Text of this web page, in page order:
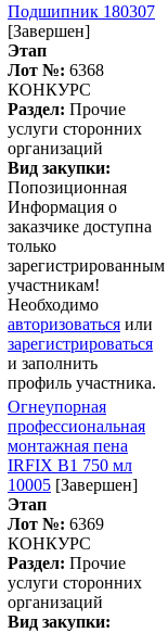
Подшипник 180307
[Завершен]
Этап
Лот №: 6368
КОНКУРС
Раздел: Прочие
услуги сторонних
организаций
Вид закупки:
Попозиционная
Информация о
заказчике доступна
только
зарегистрированным
участникам!
Необходимо
авторизоваться или
зарегистрироваться
и заполнить
профиль участника.
Огнеупорная
профессиональная
монтажная пена
IRFIX В1 750 мл
10005 [Завершен]
Этап
Лот №: 6369
КОНКУРС
Раздел: Прочие
услуги сторонних
организаций
Вид закупки: